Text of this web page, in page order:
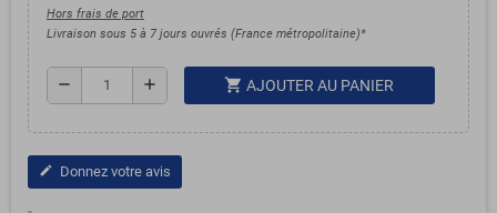
Hors frais de port
Livraison sous 5 à 7 jours ouvrés (France métropolitaine)*
remove add shopping_cart AJOUTER AU PANIER
edit Donnez votre avis